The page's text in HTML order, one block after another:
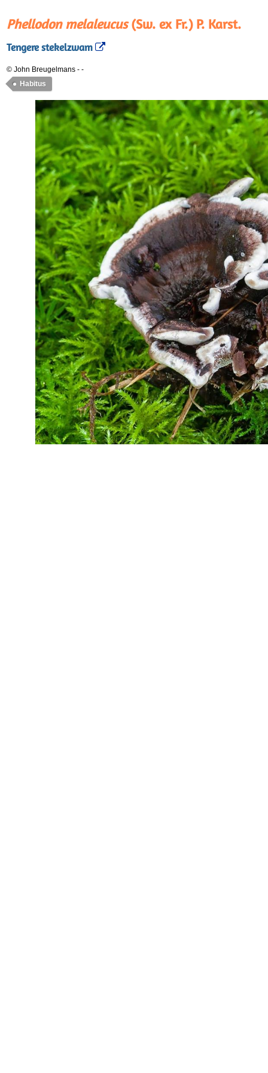
Phellodon melaleucus(Sw. ex Fr.) P. Karst.
Tengere stekelzwam
© John Breugelmans - -
Habitus